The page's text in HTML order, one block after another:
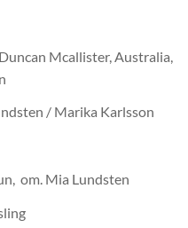
Mcallister, Australia,
/ Marika Karlsson
om. Mia Lundsten